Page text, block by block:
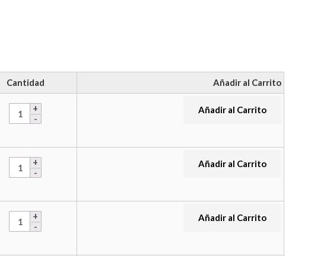
Cantidad Añadir al Carrito
Añadir al Carrito
Añadir al Carrito
Añadir al Carrito